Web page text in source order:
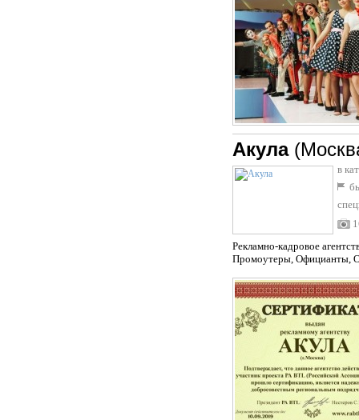
Акула
в
Рекламно-кадровое
Промоутеры, Официанты,